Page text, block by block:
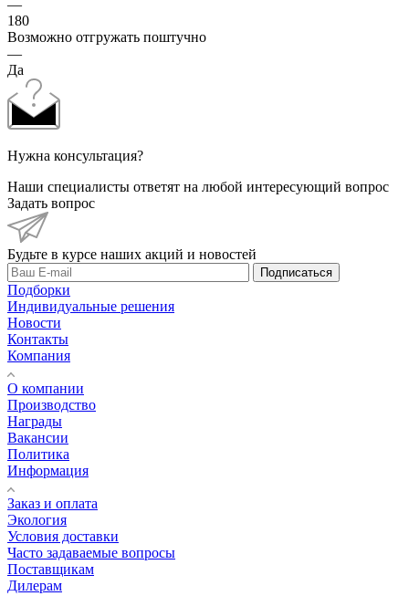
—
180
Возможно отгружать поштучно
—
Да
Нужна консультация?
Наши специалисты ответят на любой интересующий вопрос
Задать вопрос
Будьте в курсе наших акций и новостей
Подписаться
Подборки
Индивидуальные решения
Новости
Контакты
Компания
О компании
Производство
Награды
Вакансии
Политика
Информация
Заказ и оплата
Экология
Условия доставки
Часто задаваемые вопросы
Поставщикам
Дилерам